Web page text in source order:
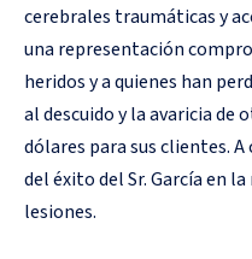
cerebrales traumáticas y
una representación
heridos y a quienes han
al descuido y la avaricia de
dólares para sus clientes.
del éxito del Sr. García en
lesiones.